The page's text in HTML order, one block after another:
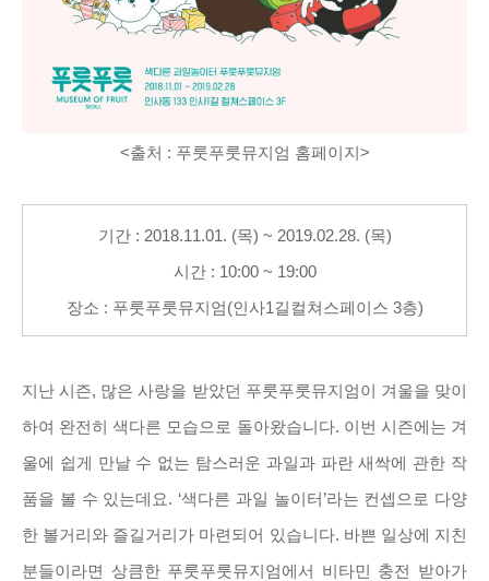
<출처 : 푸룻푸룻뮤지엄 홈페이지>
기간 : 2018.11.01. (목) ~ 2019.02.28. (목)
시간 : 10:00 ~ 19:00
장소 : 푸룻푸룻뮤지엄(인사1길컬쳐스페이스 3층)
지난 시즌, 많은 사랑을 받았던 푸룻푸룻뮤지엄이 겨울을 맞이
하여 완전히 색다른 모습으로 돌아왔습니다. 이번 시즌에는 겨
울에 쉽게 만날 수 없는 탐스러운 과일과 파란 새싹에 관한 작
품을 볼 수 있는데요. ‘색다른 과일 놀이터’라는 컨셉으로 다양
한 볼거리와 즐길거리가 마련되어 있습니다. 바쁜 일상에 지친
분들이라면 상큼한 푸룻푸룻뮤지엄에서 비타민 충전 받아가